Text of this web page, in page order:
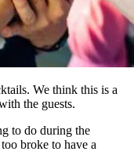
We think this is a
the guests.
to do during the
broke to have a